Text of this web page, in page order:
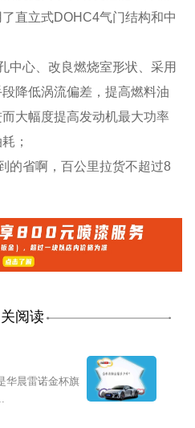
直立式DOHC4气门结构和中
中心、改良燃烧室形状、采用
降低涡流偏差，提高燃料油
大幅度提高发动机最大功率
；
的省啊，百公里拉货不超过8
阅读
华晨雷诺金杯旗